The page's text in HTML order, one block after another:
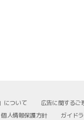
について
広告に関するご
個人情報保護方針 ガイド